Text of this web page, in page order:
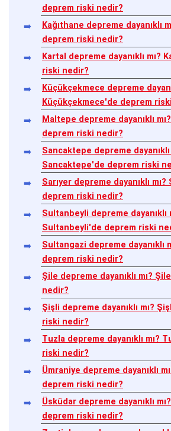
deprem riski nedir?
Kağıthane depreme dayanıklı
deprem riski nedir?
Kartal depreme dayanıklı mı?
riski nedir?
Küçükçekmece depreme
Küçükçekmece'de deprem
Maltepe depreme dayanıklı
deprem riski nedir?
Sancaktepe depreme dayanıklı
Sancaktepe'de deprem riski
Sarıyer depreme dayanıklı mı?
deprem riski nedir?
Sultanbeyli depreme dayanıklı
Sultanbeyli'de deprem riski
Sultangazi depreme dayanıklı
deprem riski nedir?
Şile depreme dayanıklı mı?
nedir?
Şişli depreme dayanıklı mı?
riski nedir?
Tuzla depreme dayanıklı mı?
riski nedir?
Ümraniye depreme dayanıklı
deprem riski nedir?
Üsküdar depreme dayanıklı
deprem riski nedir?